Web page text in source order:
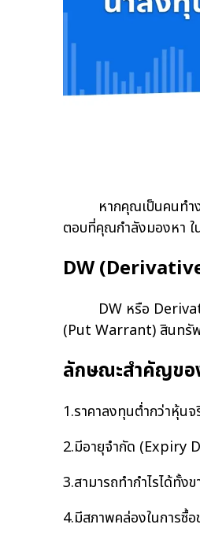
หากคุณเป็นคนทำงา
ตอบที่คุณกำลังมองหา ใ
DW
DW หรือ
(Put Warrant) สินทรัพ
ลักษณะสำคัญขอ
1.ราคาลงทุนต่ำกว่าหุ้นจ
2.มีอายุจำกัด (Expiry
3.สามารถทำกำไรได้ทั้ง
4.มีสภาพคล่องในการซื้อ